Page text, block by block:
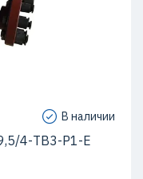
В наличии
4-ТВ3-Р1-Е